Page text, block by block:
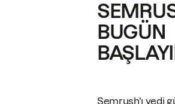
BUGÜN
Semrush'ı yedi